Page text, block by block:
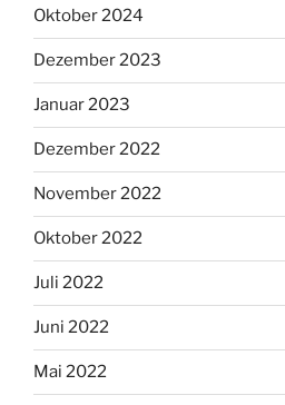
Oktober 2024
Dezember 2023
Januar 2023
Dezember 2022
November 2022
Oktober 2022
Juli 2022
Juni 2022
Mai 2022